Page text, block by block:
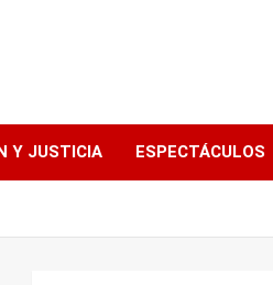
Y JUSTICIA ESPECTÁCULOS